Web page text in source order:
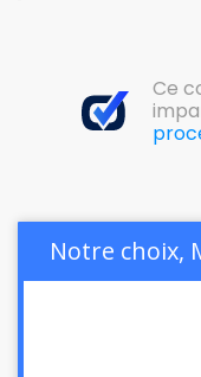
Ce
Notre choix,